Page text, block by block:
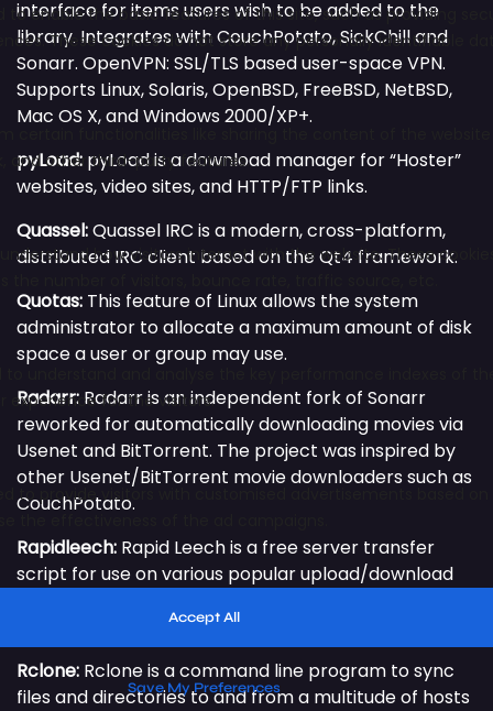
interface for items users wish to be added to the
library. Integrates with CouchPotato, SickChill and
Sonarr. OpenVPN: SSL/TLS based user-space VPN.
Supports Linux, Solaris, OpenBSD, FreeBSD, NetBSD,
Mac OS X, and Windows 2000/XP+.
pyLoad: pyLoad is a download manager for “Hoster”
websites, video sites, and HTTP/FTP links.
Quassel:Quassel IRC is a modern, cross-platform,
distributed IRC client based on the Qt4 framework.
Quotas: This feature of Linux allows the system
administrator to allocate a maximum amount of disk
space a user or group may use.
Radarr: Radarr is an independent fork of Sonarr
reworked for automatically downloading movies via
Usenet and BitTorrent. The project was inspired by
other Usenet/BitTorrent movie downloaders such as
CouchPotato.
Rapidleech: Rapid Leech is a free server transfer
script for use on various popular upload/download
more than 120 others.
Rclone: Rclone is a command line program to sync
files and directories to and from a multitude of hosts